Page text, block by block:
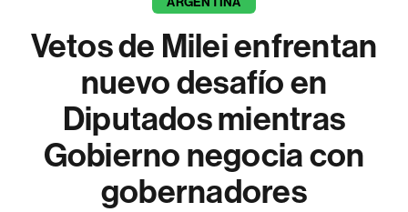
Vetos de Milei enfrentan
nuevo desafío en
Diputados mientras
Gobierno negocia con
gobernadores